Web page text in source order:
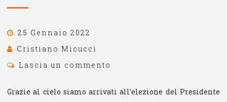
25 Gennaio 2022
Cristiano Micucci
Lascia un commento
Grazie al cielo siamo arrivati all’elezione del Presidente